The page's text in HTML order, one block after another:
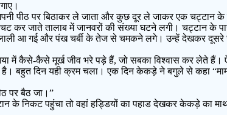
पीठ पर बिठाकर ले जाता और कुछ दूर ले जाकर एक चट्टान
कर जाते तालाब में जानवरों की संख्या घटने लगी। चट्टान के
आ गई और पंख चर्बी के तेज से चमकने लगे। उन्हें देखकर
में कैसे-कैसे मूर्ख जीव भरे पड़े हैं, जो सबका विश्वास कर लेते हैं।
है। बहुत दिन यही क्रम चला। एक दिन केकड़े ने बगुले से कहा
पर बैठ जा।”
के निकट पहुंचा तो वहां हड्डियों का पहाड देखकर केकड़े का